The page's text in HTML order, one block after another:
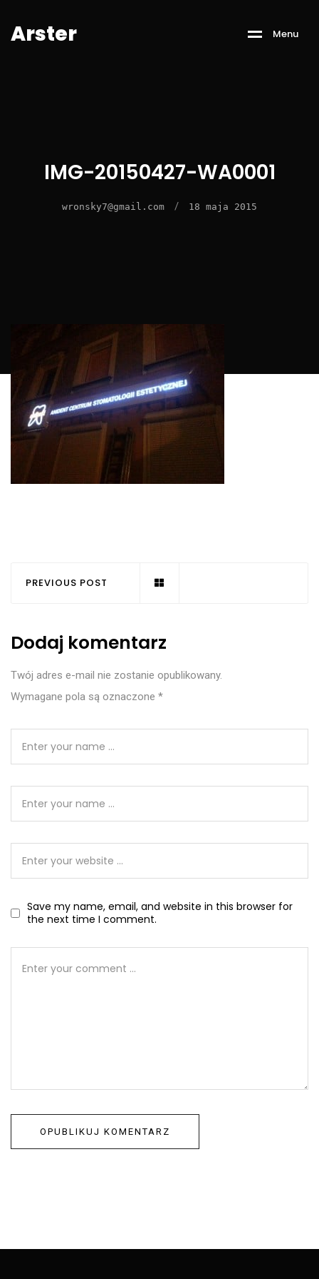
Arster Menu
IMG-20150427-WA0001
wronsky7@gmail.com / 18 maja 2015
PREVIOUS POST
Dodaj komentarz
Twój adres e-mail nie zostanie opublikowany.
Wymagane pola są oznaczone *
Save my name, email, and website in this browser for
the next time I comment.